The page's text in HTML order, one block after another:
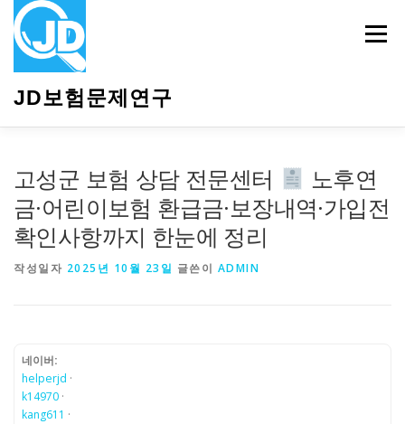
JD보험문제연구
메뉴
고성군 보험 상담 전문센터
노후연
금·어린이보험 환급금·보장내역·가입전
확인사항까지 한눈에 정리
작성일자 2025년 10월 23일 글쓴이 ADMIN
네이버:
helperjd ·
k14970 ·
kang611 ·